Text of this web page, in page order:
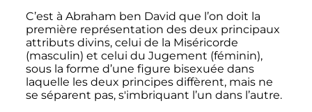
C’est à Abraham ben David que l’on doit la
première représentation des deux principaux
attributs divins, celui de la Miséricorde
(masculin) et celui du Jugement (féminin),
sous la forme d’une figure bisexuée dans
laquelle les deux principes diffèrent, mais ne
se séparent pas, s'imbriquant l’un dans l’autre.